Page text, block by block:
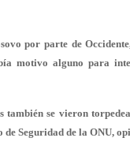
por parte de
motivo alguno para
también se vieron
Seguridad de la ONU,